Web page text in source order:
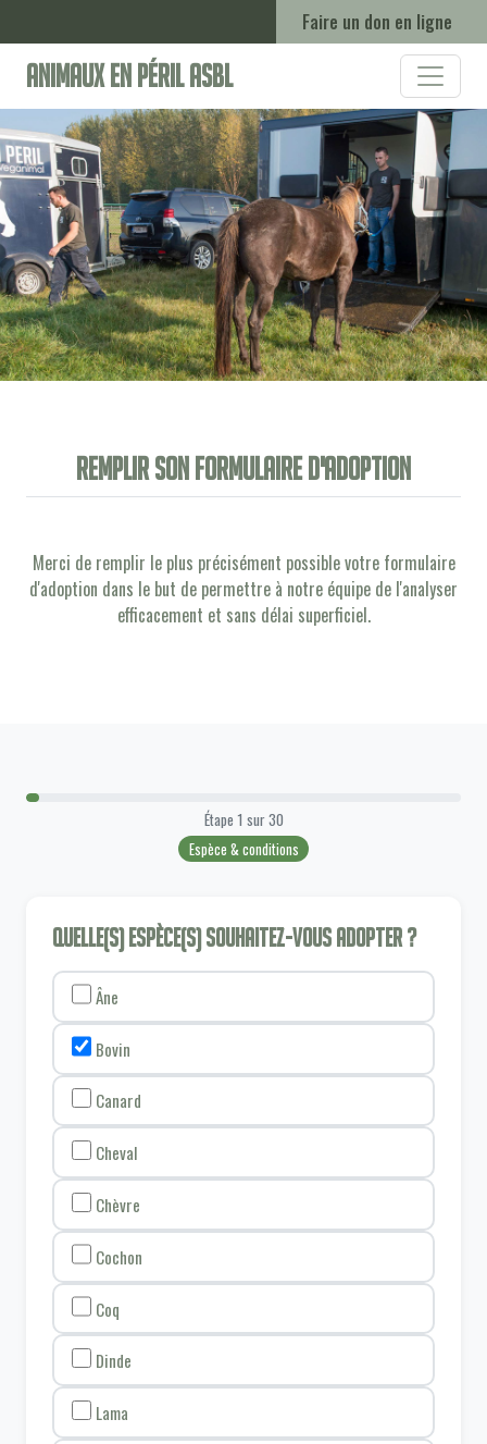
Faire un don en ligne
Animaux en Péril ASBL
Remplir son formulaire d'adoption
Merci de remplir le plus précisément possible votre formulaire
d'adoption dans le but de permettre à notre équipe de l'analyser
efficacement et sans délai superficiel.
Étape 1 sur30
Espèce & conditions
Quelle(s) espèce(s) souhaitez-vous adopter ?
Âne
Bovin
Canard
Cheval
Chèvre
Cochon
Coq
Dinde
Lama